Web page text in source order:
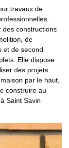
travaux de
des constructions
de
et de second
Elle dispose
des projets
par le haut,
construire au
Saint Savin